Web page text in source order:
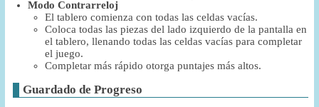
Modo Contrarreloj
El tablero comienza con todas las celdas vacías.
Coloca todas las piezas del lado izquierdo de la pantalla en
el tablero, llenando todas las celdas vacías para completar
el juego.
Completar más rápido otorga puntajes más altos.
Guardado de Progreso